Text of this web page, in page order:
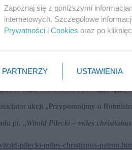
akcji społecznej
do Auschwitz stawiają go w
z najważniejszych tekstów dla
to idea, która może i powinna
akcji „Przypomnijmy o
pt. „Witold Pilecki – miles
pilecki-miles-christianus-
Zapoznaj się z poniższymi
internetowych. Szczegółowe
Prywatności i Cookies oraz po
PARTNERZY USTAWIENIA